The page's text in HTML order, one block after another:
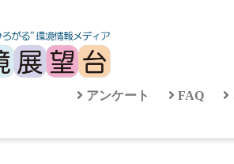
アンケート FAQ